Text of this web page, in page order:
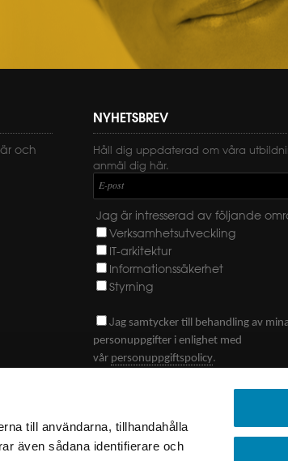
till användarna, tillhandahålla
även sådana identifierare och
och
NYHETSBREV
Håll dig uppdaterad om våra
anmäl dig här.
E-post
Jag är intresserad av följande
Verksamhetsutveckling
IT-arkitektur
Informationssäkerhet
Styrning
Jag samtycker till behandling av
personuppgifter i enlighet med
vår personuppgiftspolicy.